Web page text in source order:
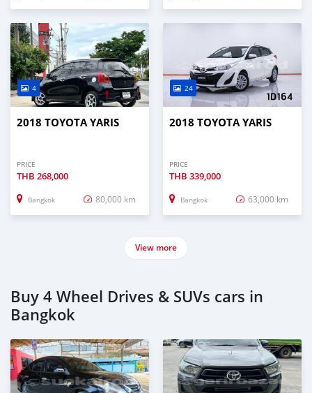
4
2018 TOYOTA YARIS
PRICE
THB 268,000
Bangkok 80,000 km
24
2018 TOYOTA YARIS
PRICE
THB 339,000
Bangkok 63,000 km
View more
Buy 4 Wheel Drives & SUVs cars in
Bangkok